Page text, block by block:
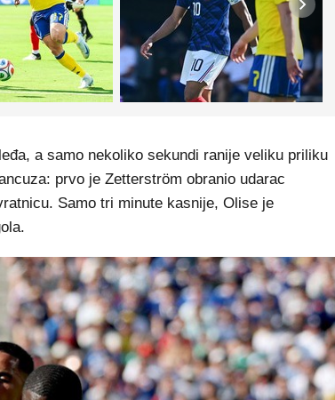
a samo nekoliko sekundi ranije veliku priliku
prvo je Zetterström obranio udarac
Samo tri minute kasnije, Olise je